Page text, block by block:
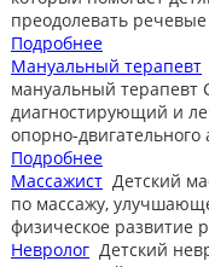
преодолевать
Подробнее
Мануальный терапевт
мануальный терапевт
диагностирующий и
опорно-двигательного
Подробнее
Массажист Детский
по массажу,
физическое развитие
Невролог Детский